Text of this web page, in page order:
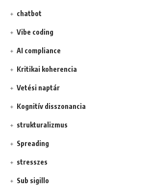
chatbot
Vibe coding
AI compliance
Kritikai koherencia
Vetési naptár
Kognitív disszonancia
strukturalizmus
Spreading
stresszes
Sub sigillo